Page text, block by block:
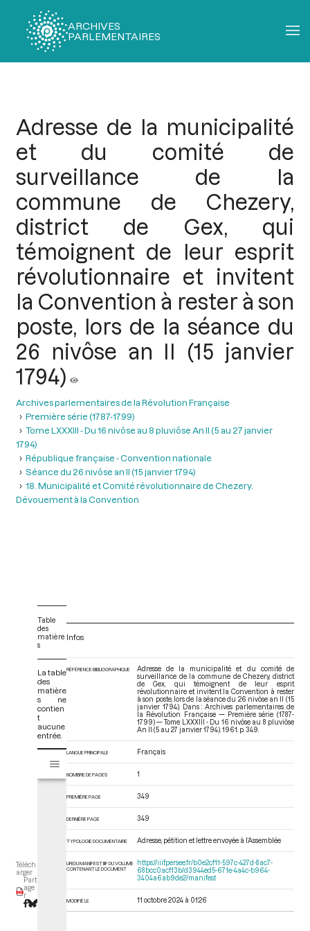
ARCHIVES
PARLEMENTAIRES
Adresse de la municipalité
et du comité de
surveillance de la
commune de Chezery,
district de Gex, qui
témoignent de leur esprit
révolutionnaire et invitent
la Convention à rester à son
poste, lors de la séance du
26 nivôse an II (15 janvier
1794)
Archives parlementaires de la Révolution Française
Première série (1787-1799)
Tome LXXXIII - Du 16 nivôse au 8 pluviôse An II (5 au 27 janvier
1794)
République française - Convention nationale
Séance du 26 nivôse an II (15 janvier 1794)
18. Municipalité et Comité révolutionnaire de Chezery.
Dévouement à la Convention
Téléch
arger
Part
age
r
Table
des
matière
s
La table
des
matière
s ne
contien
t
aucune
entrée.
s
M
Tome LXXXIII - Du 16 nivôse au 8 pluviôse An II (5 au 27 janvier 1794)
Infos
RÉFÉRENCE BIBLIOGRAPHIQUE
Adresse de la municipalité et du comité de
surveillance de la commune de Chezery, district
de Gex, qui témoignent de leur esprit
révolutionnaire et invitent la Convention à rester
à son poste, lors de la séance du 26 nivôse an II (15
janvier 1794). Dans : Archives parlementaires de
la Révolution Française — Première série (1787-
1799) — Tome LXXXIII - Du 16 nivôse au 8 pluviôse
An II (5 au 27 janvier 1794). 1961. p. 349.
LANGUE PRINCIPALE Français
NOMBRE DE PAGES 1
PREMIÈRE PAGE 349
DERNIÈRE PAGE 349
TYPOLOGIE DOCUMENTAIRE Adresse, pétition et lettre envoyée à l’Assemblée
URI DU MANIFEST IIIF DU VOLUME
CONTENANT LE DOCUMENT
https://iiif.persee.fr/b0e2cf11-597c-427d-8ac7-
68bcc0acf13b/d3944ed5-671e-4a4c-b964-
3404a6ab9de2/manifest
MODIFIÉ LE 11 octobre 2024 à 01:26